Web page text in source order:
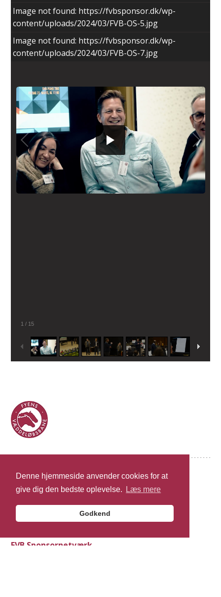
Denne hjemmeside anvender cookies for at
give dig den bedste oplevelse.
Læs mere
Godkend
1 / 15
Image not found: https://fvbsponsor.dk/wp-
content/uploads/2024/03/FVB-OS-5.jpg
Image not found: https://fvbsponsor.dk/wp-
content/uploads/2024/03/FVB-OS-7.jpg
Fyens Væddeløbsbane A/S
Prins Haralds Alle 51 B
5250 Odense SV
Tlf.: +45 888 112 05
FVB Sponsornetværk